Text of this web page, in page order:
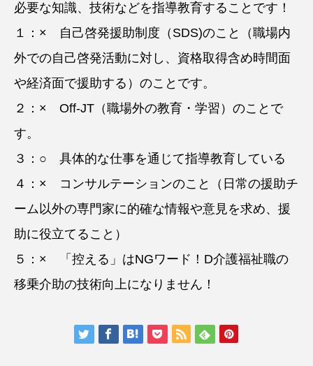
必要な知識、技術などを指導教育することです！
１：× 自己啓発援助制度（SDS)のこと（職場内
外での自己啓発活動に対し、資格取得含め時間面
や経済面で援助する）のことです。
２：× Off-JT（職場外の教育・学習）のことで
す。
３：○ 具体的な仕事を通じて指導教育している
４：× コンサルテーションのこと（日常の援助チ
ーム以外の専門家に的確な情報や意見を求め、援
助に役立てること）
５：× 「控える」はNGワード！D介護福祉職の
移乗介助の技術向上になりません！